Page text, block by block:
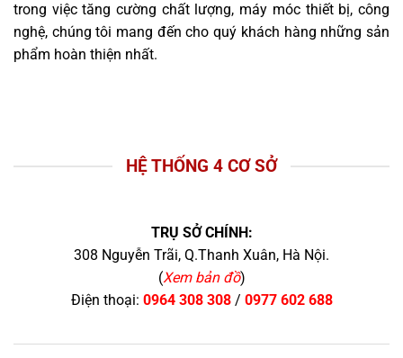
trong việc tăng cường chất lượng, máy móc thiết bị, công
nghệ, chúng tôi mang đến cho quý khách hàng những sản
phẩm hoàn thiện nhất.
HỆ THỐNG 4 CƠ SỞ
TRỤ SỞ CHÍNH:
308 Nguyễn Trãi, Q.Thanh Xuân, Hà Nội.
(Xem bản đồ)
Điện thoại: 0964 308 308/ 0977 602 688